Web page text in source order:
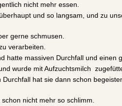
nicht mehr essen.
und so langsam, und zu
gerne schmusen.
verarbeiten.
hatte massiven Durchfall und einen
wurde mit Aufzuchtsmilch
hat sie dann schon
nicht mehr so schlimm.